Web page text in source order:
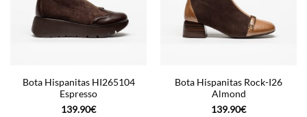
Bota Hispanitas HI265104
Espresso
139.90€
Bota Hispanitas Rock-I26
Almond
139.90€